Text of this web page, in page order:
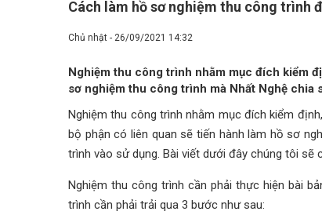
Cách làm hồ sơ nghiệm thu công trình
Chủ nhật - 26/09/2021 14:32
Nghiệm thu công trình nhằm mục đích kiểm
sơ nghiệm thu công trình mà Nhất Nghệ chia
Nghiệm thu công trình nhằm mục đích kiểm
bộ phận có liên quan sẽ tiến hành làm hồ sơ
trình vào sử dụng. Bài viết dưới đây chúng tôi
Nghiệm thu công trình cần phải thực hiện bài
trình cần phải trải qua 3 bước như sau: